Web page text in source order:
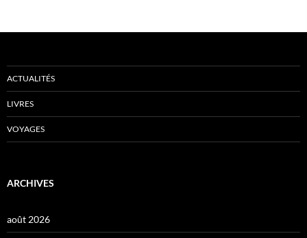
ACTUALITÉS
LIVRES
VOYAGES
ARCHIVES
août 2026